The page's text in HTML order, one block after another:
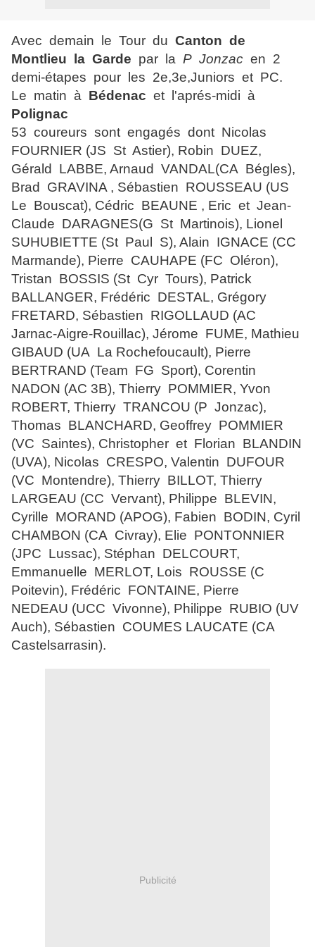
Avec demain le Tour du Canton de
Montlieu la Garde par la P Jonzac en 2
demi-étapes pour les 2e,3e,Juniors et PC.
Le matin à Bédenac et l'aprés-midi à
Polignac
53 coureurs sont engagés dont Nicolas
FOURNIER (JS St Astier), Robin DUEZ,
Gérald LABBE, Arnaud VANDAL(CA Bégles),
Brad GRAVINA , Sébastien ROUSSEAU (US
Le Bouscat), Cédric BEAUNE , Eric et Jean-
Claude DARAGNES(G St Martinois), Lionel
SUHUBIETTE (St Paul S), Alain IGNACE (CC
Marmande), Pierre CAUHAPE (FC Oléron),
Tristan BOSSIS (St Cyr Tours), Patrick
BALLANGER, Frédéric DESTAL, Grégory
FRETARD, Sébastien RIGOLLAUD (AC
Jarnac-Aigre-Rouillac), Jérome FUME, Mathieu
GIBAUD (UA La Rochefoucault), Pierre
BERTRAND (Team FG Sport), Corentin
NADON (AC 3B), Thierry POMMIER, Yvon
ROBERT, Thierry TRANCOU (P Jonzac),
Thomas BLANCHARD, Geoffrey POMMIER
(VC Saintes), Christopher et Florian BLANDIN
(UVA), Nicolas CRESPO, Valentin DUFOUR
(VC Montendre), Thierry BILLOT, Thierry
LARGEAU (CC Vervant), Philippe BLEVIN,
Cyrille MORAND (APOG), Fabien BODIN, Cyril
CHAMBON (CA Civray), Elie PONTONNIER
(JPC Lussac), Stéphan DELCOURT,
Emmanuelle MERLOT, Lois ROUSSE (C
Poitevin), Frédéric FONTAINE, Pierre
NEDEAU (UCC Vivonne), Philippe RUBIO (UV
Auch), Sébastien COUMES LAUCATE (CA
Castelsarrasin).
Publicité